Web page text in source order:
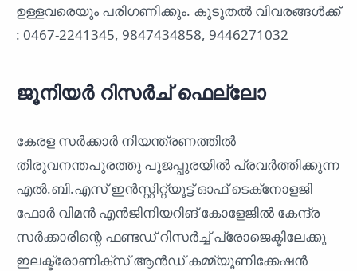
ഉള്ളവരെയും പരിഗണിക്കും. കൂടുതൽ വിവരങ്ങള്‍ക്ക്‌
: 0467-2241345, 9847434858, 9446271032
ജൂനിയർ റിസർച് ഫെല്ലോ
കേരള സർക്കാർ നിയന്ത്രണത്തിൽ
തിരുവനന്തപുരത്തു പൂജപ്പുരയിൽ പ്രവർത്തിക്കുന്ന
എൽ.ബി.എസ് ഇൻസ്റ്റിറ്റ്യൂട്ട് ഓഫ് ടെക്‌നോളജി
ഫോർ വിമൻ എൻജിനിയറിങ് കോളേജിൽ കേന്ദ്ര
സർക്കാരിന്റെ ഫണ്ടഡ് റിസർച്ച് പ്രോജെക്ടിലേക്കു
ഇലക്ട്രോണിക്‌സ് ആൻഡ് കമ്മ്യൂണിക്കേഷൻ